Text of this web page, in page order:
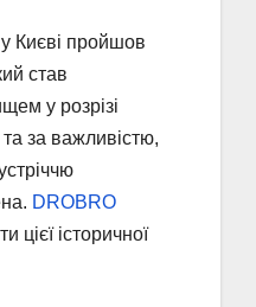
Києві пройшов
став
у розрізі
за важливістю,
DROBRO
цієї історичної